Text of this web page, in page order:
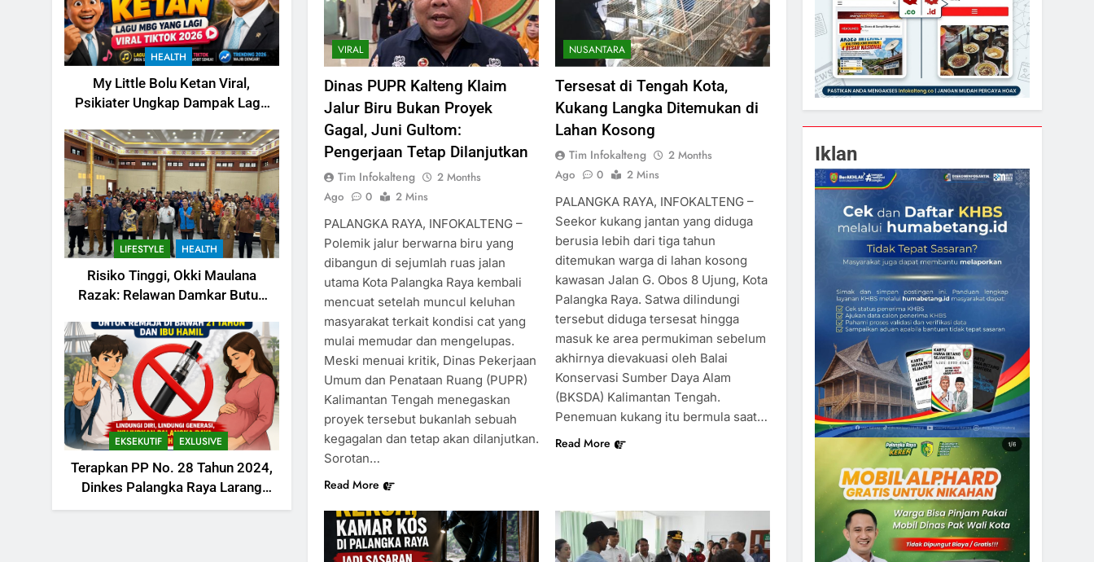
HEALTH
My Little Bolu Ketan Viral,
Psikiater Ungkap Dampak Lagu
LIFESTYLE HEALTH
Risiko Tinggi, Okki Maulana
Razak: Relawan Damkar Butuh
EKSEKUTIF EXLUSIVE
Terapkan PP No. 28 Tahun 2024,
Dinkes Palangka Raya Larang
Vape untuk Remaja di Bawah 21
VIRAL
Dinas PUPR Kalteng Klaim
Jalur Biru Bukan Proyek
Gagal, Juni Gultom:
Pengerjaan Tetap Dilanjutkan
Tim Infokalteng
2 Months
Ago
0
2 Mins
PALANGKA RAYA, INFOKALTENG –
Polemik jalur berwarna biru yang
dibangun di sejumlah ruas jalan
utama Kota Palangka Raya kembali
mencuat setelah muncul keluhan
masyarakat terkait kondisi cat yang
mulai memudar dan mengelupas.
Meski menuai kritik, Dinas Pekerjaan
Umum dan Penataan Ruang (PUPR)
Kalimantan Tengah menegaskan
proyek tersebut bukanlah sebuah
kegagalan dan tetap akan dilanjutkan.
Sorotan…
Read More
NUSANTARA
Tersesat di Tengah Kota,
Kukang Langka Ditemukan di
Lahan Kosong
Tim Infokalteng
2 Months
Ago
0
2 Mins
PALANGKA RAYA, INFOKALTENG –
Seekor kukang jantan yang diduga
berusia lebih dari tiga tahun
ditemukan warga di lahan kosong
kawasan Jalan G. Obos 8 Ujung, Kota
Palangka Raya. Satwa dilindungi
tersebut diduga tersesat hingga
masuk ke area permukiman sebelum
akhirnya dievakuasi oleh Balai
Konservasi Sumber Daya Alam
(BKSDA) Kalimantan Tengah.
Penemuan kukang itu bermula saat…
Read More
Iklan